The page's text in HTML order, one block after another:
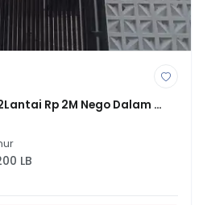
Rp 2M Nego Dalam
Bambu Jakarta Timur
LB